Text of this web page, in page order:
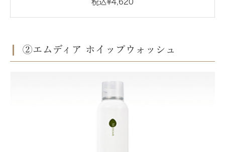
税込¥4,620
②エムディア ホイップウォッシュ